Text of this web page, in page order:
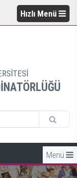
Hızlı Menü
Menü